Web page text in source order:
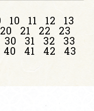
10 11 12 13
20 21 22 23
30 31 32 33
40 41 42 43